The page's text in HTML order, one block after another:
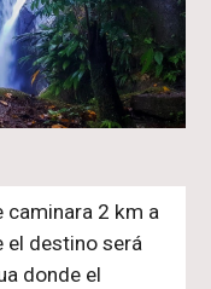
caminara 2 km a
el destino será
donde el